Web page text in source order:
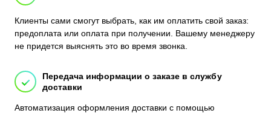
Клиенты сами смогут выбрать, как им оплатить свой заказ:
предоплата или оплата при получении. Вашему менеджеру
не придется выяснять это во время звонка.
Передача информации о заказе в службу
доставки
Автоматизация оформления доставки с помощью